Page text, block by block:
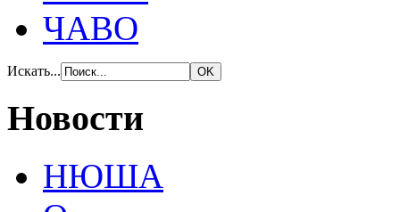
ЧАВО
Искать...
Новости
НЮША